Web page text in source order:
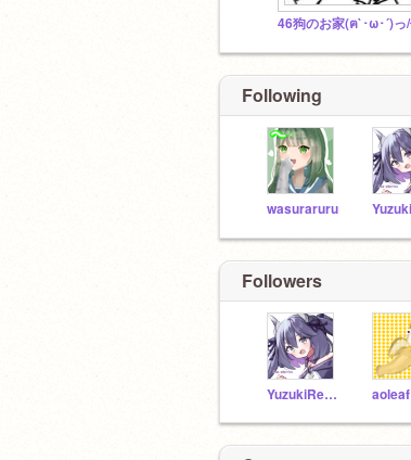
Following
wasuraruru
Followers
YuzukiReira_Aqours aoleaf